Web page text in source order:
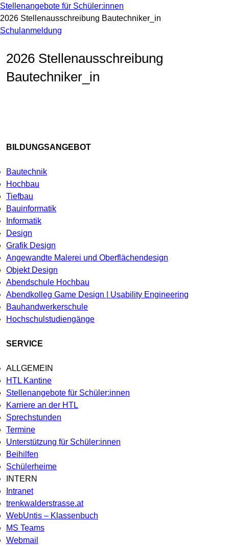
Stellenangebote für Schüler:innen
2026 Stellenausschreibung Bautechniker_in
Schulanmeldung
2026 Stellenausschreibung
Bautechniker_in
BILDUNGSANGEBOT
Bautechnik
Hochbau
Tiefbau
Bauinformatik
Informatik
Design
Grafik Design
Angewandte Malerei und Oberflächendesign
Objekt Design
Abendschule Hochbau
Abendkolleg Game Design | Usability Engineering
Bauhandwerkerschule
Hochschulstudiengänge
SERVICE
ALLGEMEIN
HTL Kantine
Stellenangebote für Schüler:innen
Karriere an der HTL
Sprechstunden
Termine
Unterstützung für Schüler:innen
Beihilfen
Schülerheime
INTERN
Intranet
trenkwalderstrasse.at
WebUntis – Klassenbuch
MS Teams
Webmail